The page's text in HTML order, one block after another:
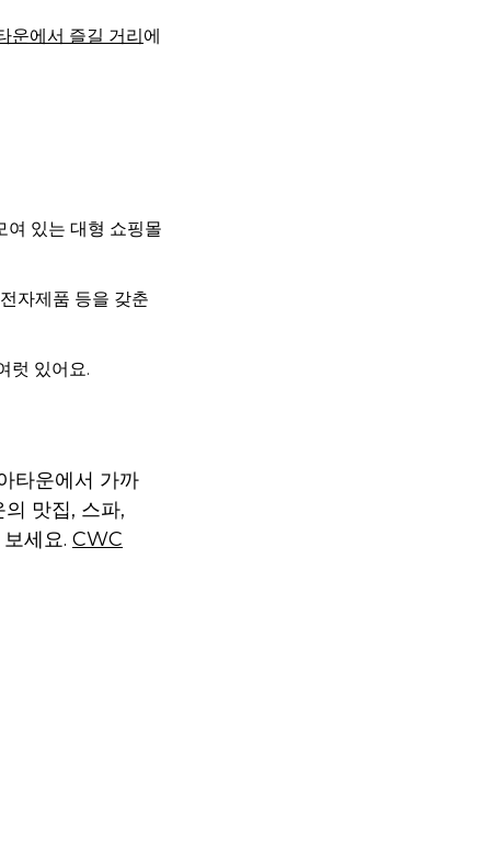
운에서 즐길 거리에
여 있는 대형 쇼핑몰
자제품 등을 갖춘
럿 있어요.
타운에서 가까
맛집, 스파,
세요. CWC